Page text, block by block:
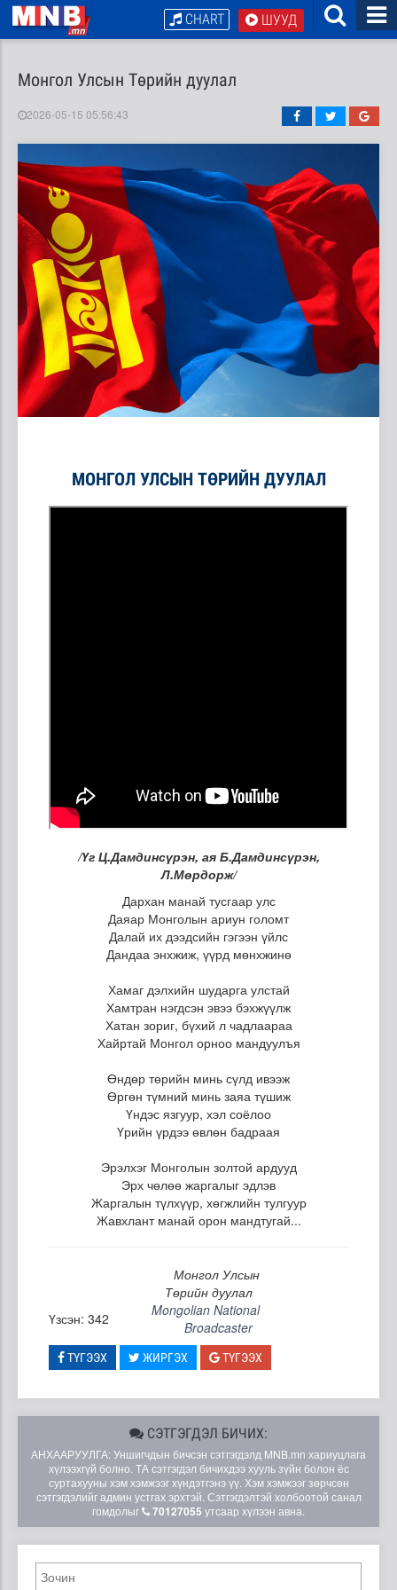
ШУУД
CHART
Монгол Улсын Төрийн дуулал
2026-05-15 05:56:43
МОНГОЛ УЛСЫН ТӨРИЙН ДУУЛАЛ
/Үг Ц.Дамдинсүрэн, ая Б.Дамдинсүрэн,
Л.Мөрдорж/
Дархан манай тусгаар улс
Даяар Монголын ариун голомт
Далай их дээдсийн гэгээн үйлс
Дандаа энхжиж, үүрд мөнхжинө
Хамаг дэлхийн шударга улстай
Хамтран нэгдсэн эвээ бэхжүүлж
Хатан зориг, бүхий л чадлаараа
Хайртай Монгол орноо мандуулъя
Өндөр төрийн минь сүлд ивээж
Өргөн түмний минь заяа түшиж
Үндэс язгуур, хэл соёлоо
Үрийн үрдээ өвлөн бадраая
Эрэлхэг Монголын золтой ардууд
Эрх чөлөө жаргалыг эдлэв
Жаргалын түлхүүр, хөгжлийн тулгуур
Жавхлант манай орон мандтугай...
Монгол Улсын
Төрийн дуулал
Үзсэн: 342
Mongolian National
Broadcaster
ТҮГЭЭХ ЖИРГЭХ ТҮГЭЭХ
СЭТГЭГДЭЛ БИЧИХ:
АНХААРУУЛГА: Уншигчдын бичсэн сэтгэгдэлд MNB.mn хариуцлага
хүлээхгүй болно. ТА сэтгэгдэл бичихдээ хууль зүйн болон ёс
суртахууны хэм хэмжээг хүндэтгэнэ үү. Хэм хэмжээг зөрчсөн
сэтгэгдэлийг админ устгах эрхтэй. Сэтгэгдэлтэй холбоотой санал
гомдолыг
70127055 утсаар хүлээн авна.